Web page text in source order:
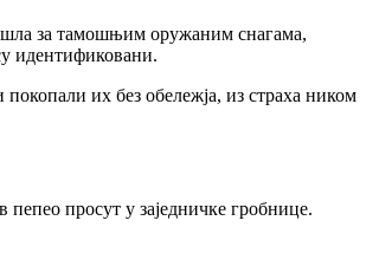
ишла за тамошњим оружаним снагама,
идентификовани.
их без обележја, из страха ником
просут у заједничке гробнице.